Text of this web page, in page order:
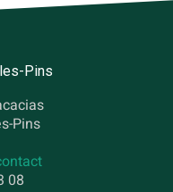
Pins
Pins
08